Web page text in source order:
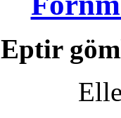
Eptir